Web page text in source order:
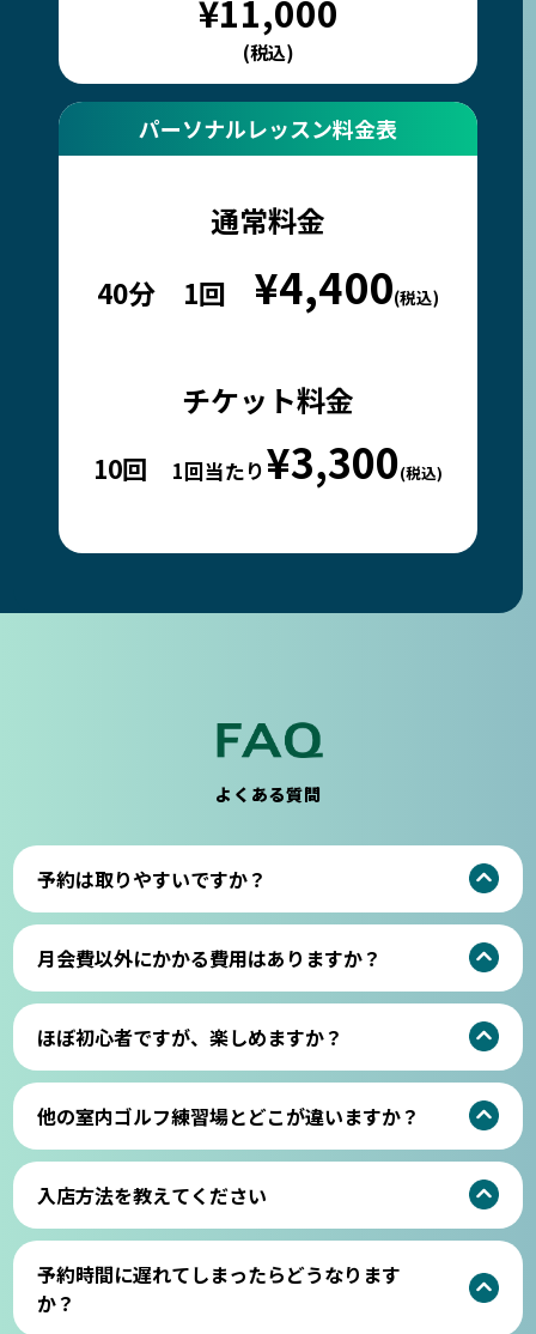
¥11,000
(税込)
パーソナルレッスン料金表
通常料金
40分 1回 ¥4,400(税込)
チケット料金
10回 1回当たり¥3,300(税込)
よくある質問
予約は取りやすいですか？
月会費以外にかかる費用はありますか？
ほぼ初心者ですが、楽しめますか？
他の室内ゴルフ練習場とどこが違いますか？
入店方法を教えてください
予約時間に遅れてしまったらどうなります
か？